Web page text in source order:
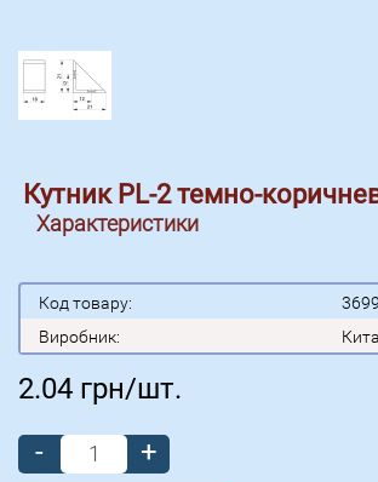
Кутник PL-2 темно-
Характеристики
Код товару:
3699
Виробник:
2.04 грн/шт.
-
+